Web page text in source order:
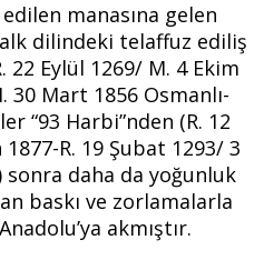
manasına gelen
dilindeki telaffuz ediliş
22 Eylül 1269/ M. 4 Ekim
30 Mart 1856 Osmanlı-
“93 Harbi”nden (R. 12
R. 19 Şubat 1293/ 3
sonra daha da yoğunluk
baskı ve zorlamalarla
akmıştır.